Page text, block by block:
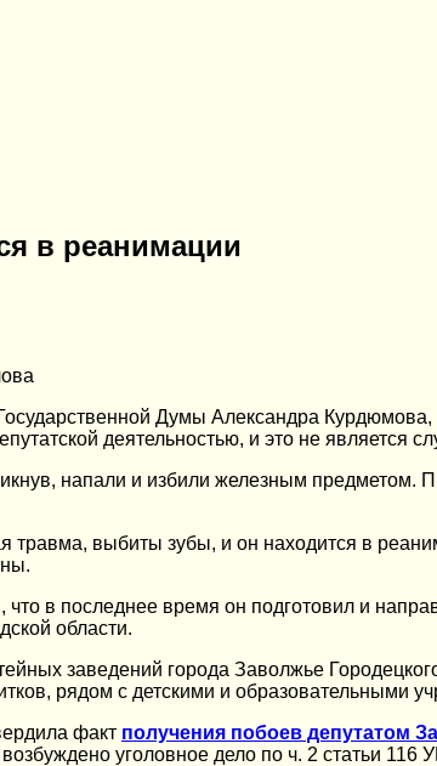
в реанимации
Думы Александра
деятельностью, и это не является
напали и избили железным
выбиты зубы, и он находится в
в последнее время он подготовил и
области.
заведений города Заволжье
рядом с детскими и образовательными
факт получения побоев депутатом
уголовное дело по ч. 2 статьи 116